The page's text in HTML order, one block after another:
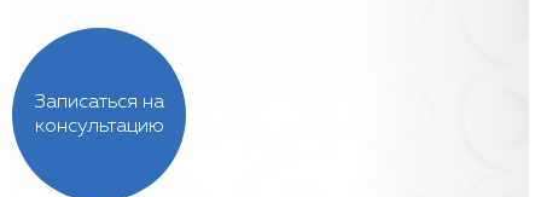
Записаться на
консультацию